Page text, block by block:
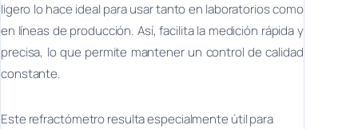
ligero lo hace ideal para usar tanto en laboratorios como
en líneas de producción. Así, facilita la medición rápida y
precisa, lo que permite mantener un control de calidad
constante.
Este refractómetro resulta especialmente útil para